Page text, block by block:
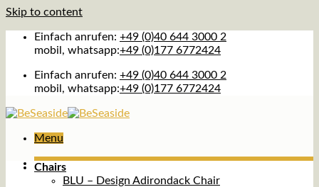
Skip to content
Einfach anrufen: +49 (0)40 644 3000 2
mobil, whatsapp:+49 (0)177 6772424
Einfach anrufen: +49 (0)40 644 3000 2
mobil, whatsapp:+49 (0)177 6772424
Menu
Chairs
BLU – Design Adirondack Chair